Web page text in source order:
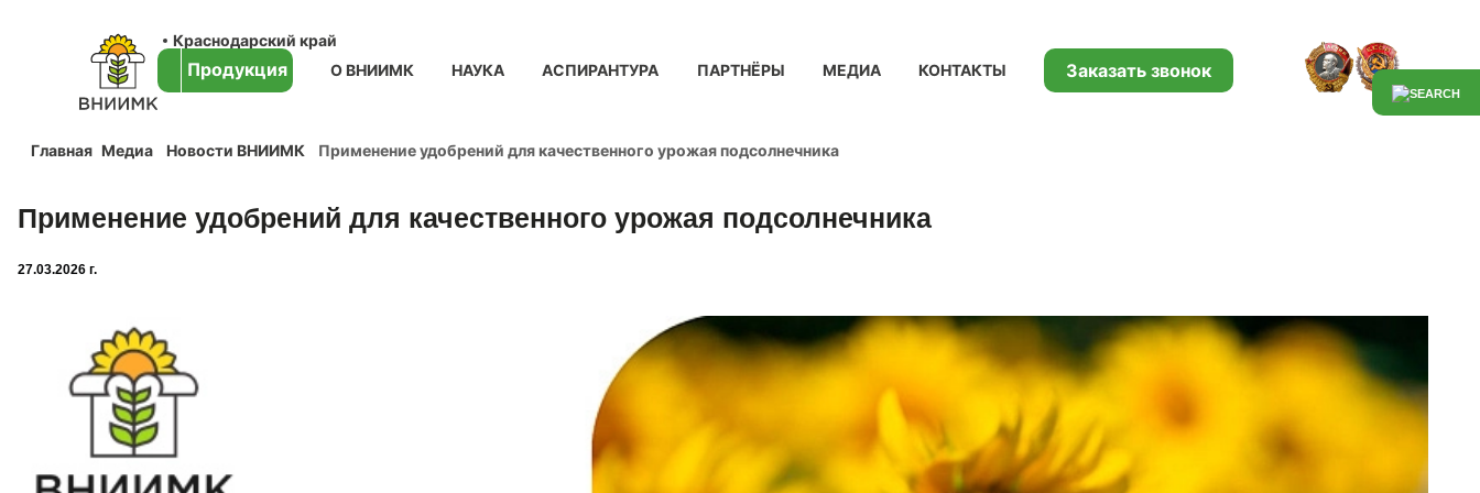
Краснодарский край
Продукция О ВНИИМК НАУКА АСПИРАНТУРА ПАРТНЁРЫ МЕДИА КОНТАКТЫ Заказать звонок
Главная Медиа Новости ВНИИМК Применение удобрений для качественного урожая подсолнечника
Применение удобрений для качественного урожая подсолнечника
27.03.2026 г.